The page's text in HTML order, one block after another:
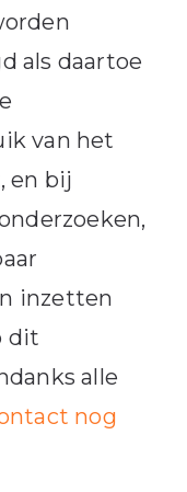
als daartoe
van het
en bij
inzetten
dit
alle
nog